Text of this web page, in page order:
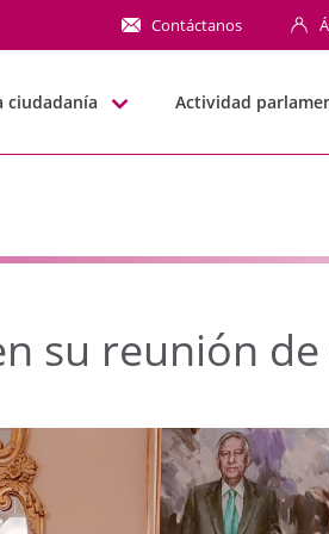
reunión de
Contáctanos
ciudadanía Actividad
su reunión